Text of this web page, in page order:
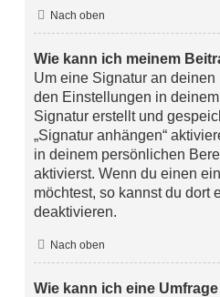
Nach oben
Wie kann ich meinem
Um eine Signatur an
den Einstellungen in
Signatur erstellt und
„Signatur anhängen“
in deinem persönlichen
aktivierst. Wenn du einen
möchtest, so kannst du dort
deaktivieren.
Nach oben
Wie kann ich eine